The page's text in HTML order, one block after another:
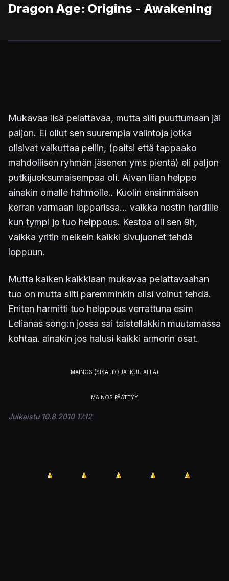
Dragon Age: Origins - Awakening
Mukavaa lisä pelattavaa, mutta silti puuttumaan jäi
paljon. Ei ollut sen suurempia valintoja jotka
olisivat vaikuttaa peliin, (paitsi että tappaako
mahdollisen ryhmän jäsenen yms pientä) eli paljon
putkijuoksumaisempaa oli. Aivan liian helppo
ainakin omalle hahmolle.. Kuolin ensimmäisen
kerran varmaan lopparissa... vaikka nostin hardille
kun tympi jo tuo helppous. Kestoa oli sen 9h,
vaikka yritin melkein kaikki sivujuonet tehdä
loppuun.
Mutta kaiken kaikkiaan mukavaa pelattavaahan
tuo on mutta silti paremminkin olisi voinut tehdä.
Eniten harmitti tuo helppous verrattuna esim
Lelianas song:n jossa sai taistellakkin muutamassa
kohtaa. ainakin jos halusi kaikki armorin osat.
Julkaistu 10.8.2010 17.12